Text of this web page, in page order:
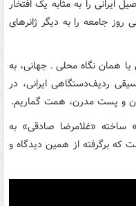
ایرانی را به مثابه یک افتخار
جامعه را به دیگر ژانرهای
یا همان نگاه محلی ـ جهانی، به
ردیف‌دستگاهی ایرانی، در
و پست مدرن، همت گماریم.
ساخته «غلامرضا صادقی» به
که برگرفته از همین دیدگاه و